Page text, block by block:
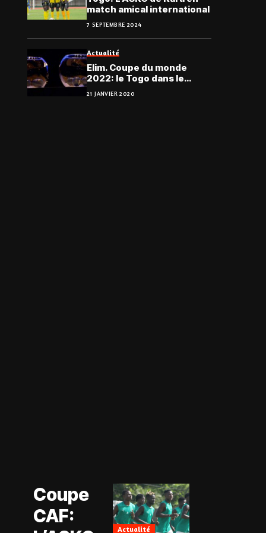
match amical international
7 SEPTEMBRE 2024
Actualité
Elim. Coupe du monde
2022: le Togo dans le
groupe H
21 JANVIER 2020
Coupe
CAF:
Actualité